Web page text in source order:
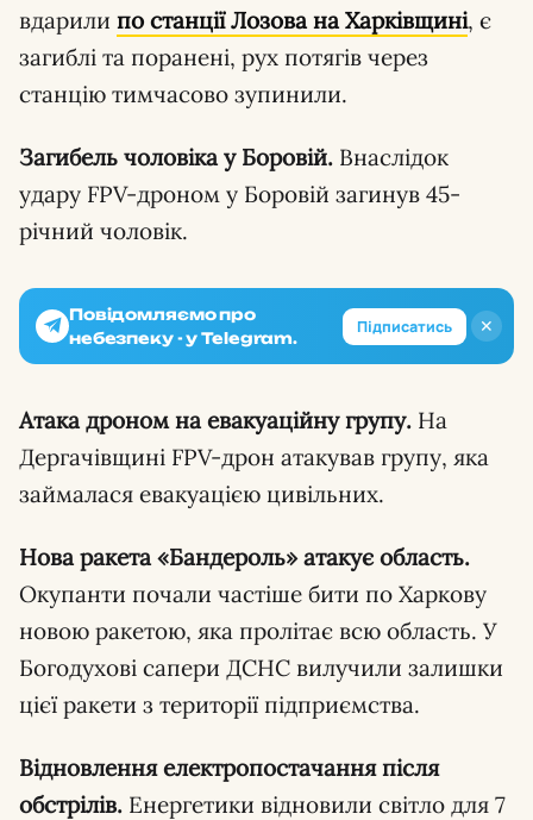
вдарили по станції Лозова на Харківщині, є
загиблі та поранені, рух потягів через
станцію тимчасово зупинили.
Загибель чоловіка у Боровій. Внаслідок
удару FPV-дроном у Боровій загинув 45-
річний чоловік.
✕
Повідомляємо про
небезпеку - у Telegram.
Підписатись
Атака дроном на евакуаційну групу. На
Дергачівщині FPV-дрон атакував групу, яка
займалася евакуацією цивільних.
Нова ракета «Бандероль» атакує область.
Окупанти почали частіше бити по Харкову
новою ракетою, яка пролітає всю область. У
Богодухові сапери ДСНС вилучили залишки
цієї ракети з території підприємства.
Відновлення електропостачання після
обстрілів. Енергетики відновили світло для 7